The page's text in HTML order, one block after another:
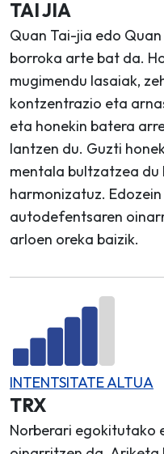
TAI JIA
Quan Tai-jia edo
borroka arte bat da.
mugimendu lasaiak,
kontzentrazio eta
eta honekin batera
lantzen du. Guzti
mentala bultzatzea du
harmonizatuz.
autodefentsaren
arloen oreka baizik.
INTENTSITATE ALTUA
TRX
Norberari egokitutako